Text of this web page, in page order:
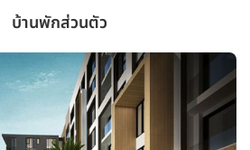
บ้านพักส่วนตัว